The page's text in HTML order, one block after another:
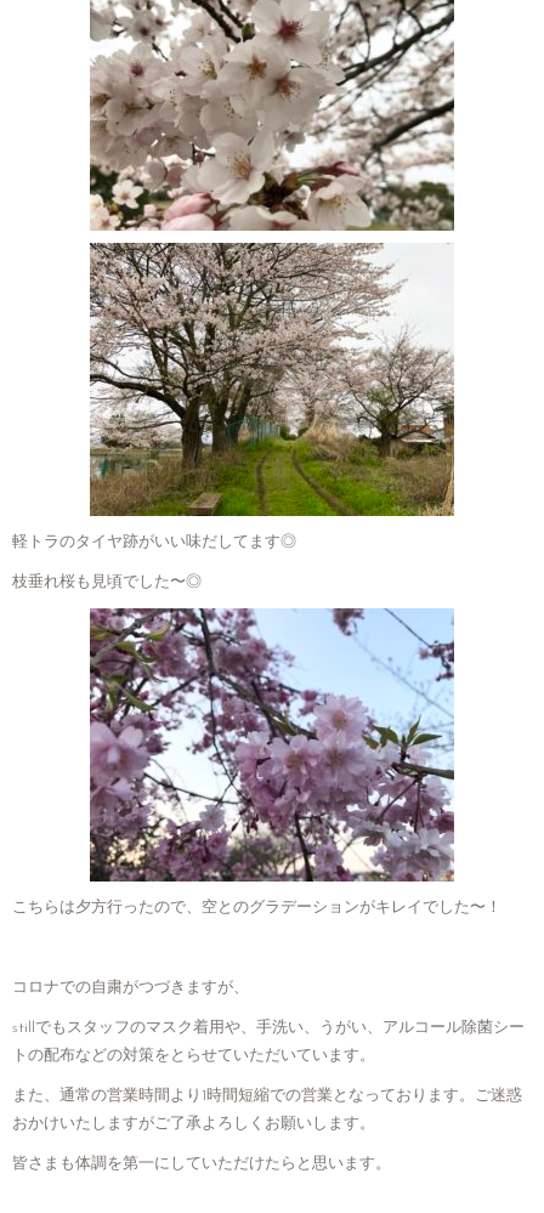
軽トラのタイヤ跡がいい味だしてます◎
枝垂れ桜も見頃でした〜◎
こちらは夕方行ったので、空とのグラデーションがキレイでした〜！
コロナでの自粛がつづきますが、
stillでもスタッフのマスク着用や、手洗い、うがい、アルコール除菌シー
トの配布などの対策をとらせていただいています。
また、通常の営業時間より1時間短縮での営業となっております。ご迷惑
おかけいたしますがご了承よろしくお願いします。
皆さまも体調を第一にしていただけたらと思います。